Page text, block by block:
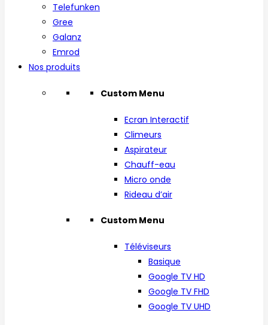
Telefunken
Gree
Galanz
Emrod
Nos produits
Custom Menu
Ecran Interactif
Climeurs
Aspirateur
Chauff-eau
Micro onde
Rideau d’air
Custom Menu
Téléviseurs
Basique
Google TV HD
Google TV FHD
Google TV UHD